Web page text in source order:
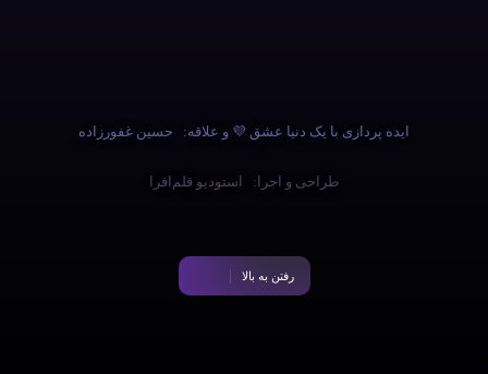
ایده پردازی با یک دنیا عشق 💜 و علاقه:حسین غفورزاده
طراحی و اجرا: استودیو قلم‌افرا
رفتن به بالا